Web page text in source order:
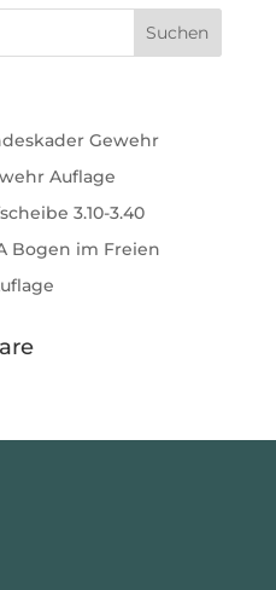
Gewehr
Auflage
3.10-3.40
Bogen im Freien